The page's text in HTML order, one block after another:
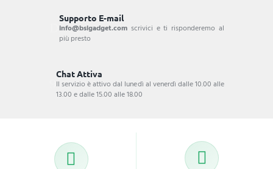
Supporto E-mail
info@bsigadget.com scrivici e ti risponderemo al
più presto
Chat Attiva
Il servizio è attivo dal lunedì al venerdì dalle 10.00 alle
13.00 e dalle 15.00 alle 18.00